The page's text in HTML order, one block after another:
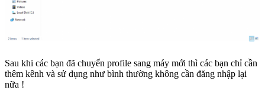
Sau khi các bạn đã chuyển profile sang máy mới thì các bạn chỉ cần
thêm kênh và sử dụng như bình thường không cần đăng nhập lại
nữa !